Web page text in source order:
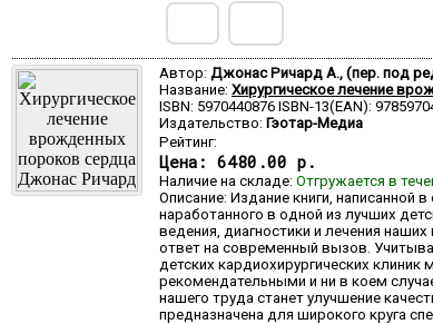
Автор: Джонас Ричард А., (пер. под
Название: Хирургическое лечение
ISBN: 5970440876 ISBN-13(EAN):
Издательство: Гэотар-Медиа
Рейтинг:
Цена: 6480.00 р.
Наличие на складе: Отгружается в
Описание: Издание книги,
наработанного в одной из лучших
ведения, диагностики и лечения
ответ на современный вызов.
детских кардиохирургических
рекомендательными и ни в коем
нашего труда станет улучшение
предназначена для широкого круга